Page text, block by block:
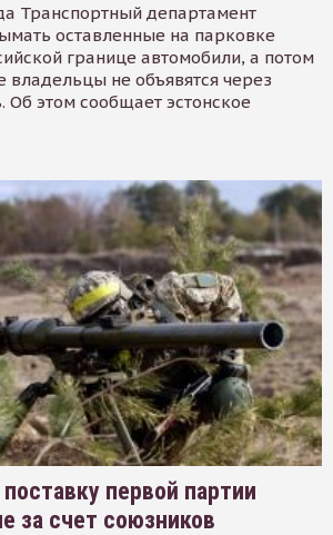
Транспортный департамент
оставленные на парковке
границе автомобили, а потом
владельцы не объявятся через
Об этом сообщает эстонское
первой партии
за счет союзников